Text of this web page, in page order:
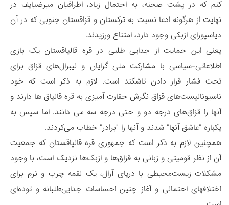
کنم که در پشت صحنه، به احتمال زیاد، اطرافیان میرضیایف در
نهایت از هرگونه ادعا نسبت به ترکستان و قزاقستان جنوبی که در آن
دیاسپورای ازبکی وجود دارد، امتناع ورزیدند.
یعنی این حمایت از جدایی طلبی در قره قالپاقستان یک بازی
اطلاعاتی-سیاسی با مشارکت ملی گرایان و لیبرال‌های قزاق برای
تحت فشار قرار دادن تاشکند است. لازم به ذکر است که خود
ناسیونالیست‌های قزاق نگرش حقارت آمیزی به قره قالپاق ها دارند و
آنها را قزاق‌های درجه دو و حتی درجه سه می دانند. اما سپس به
یکباره "عاشق آنها" شدند و آنها را "برادر" خطاب می‌کردند.
همچنین لازم به ذکر است که جمهوری قره قالپاقستان که جمعیت
آن از نظر قومیتی و زبانی به قزاق‌ها و ازبک‌ها نزدیک است، با وجود
مشکلات زیست‌محیطی با دریای آرال، یک لقمه‌ چرب و نرم برای
اختلافهای احتمالی و آغاز چنین احساسات جدایی‌طلبانه و توده‌ای